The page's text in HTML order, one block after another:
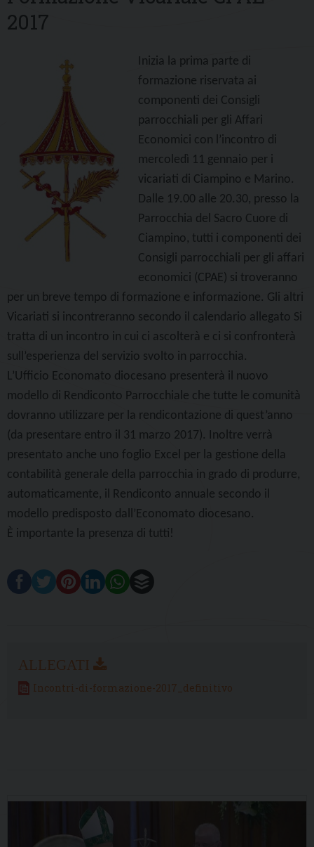
2017
Inizia la prima parte di
formazione riservata ai
componenti dei Consigli
parrocchiali per gli Affari
Economici con l’incontro di
mercoledì 11 gennaio per i
vicariati di Ciampino e Marino.
Dalle 19.00 alle 20.30, presso la
Parrocchia del Sacro Cuore di
Ciampino, tutti i componenti dei
Consigli parrocchiali per gli affari
economici (CPAE) si troveranno
per un breve tempo di formazione e informazione. Gli altri
Vicariati si incontreranno secondo il calendario allegato Si
tratta di un incontro in cui ci ascolterà e ci si confronterà
sull’esperienza del servizio svolto in parrocchia.
L’Ufficio Economato diocesano presenterà il nuovo
modello di Rendiconto Parrocchiale che tutte le comunità
dovranno utilizzare per la rendicontazione di quest’anno
(da presentare entro il 31 marzo 2017). Inoltre verrà
presentato anche uno foglio Excel per la gestione della
contabilità generale della parrocchia in grado di produrre,
automaticamente, il Rendiconto annuale secondo il
modello predisposto dall’Economato diocesano.
È importante la presenza di tutti!
Incontri-di-formazione-2017_definitivo